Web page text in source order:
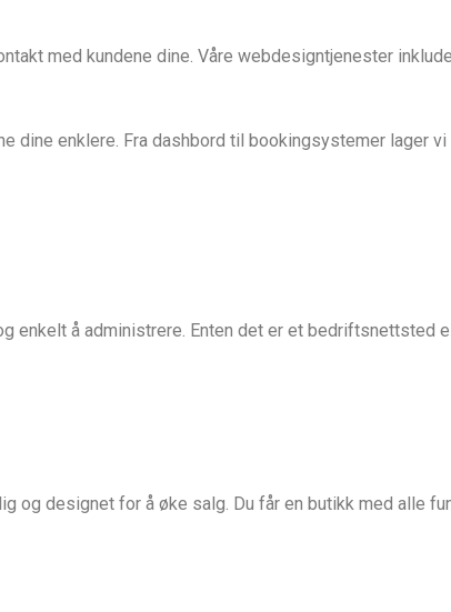
med kundene dine. Våre webdesigntjenester
enklere. Fra dashbord til bookingsystemer lager
enkelt å administrere. Enten det er et bedriftsnettsted
og designet for å øke salg. Du får en butikk med alle